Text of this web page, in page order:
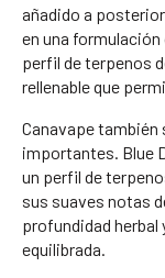
añadido a
en una formulación
perfil de terpenos
rellenable que
Canavape también
importantes. Blue
un perfil de
sus suaves notas
profundidad herbal
equilibrada.